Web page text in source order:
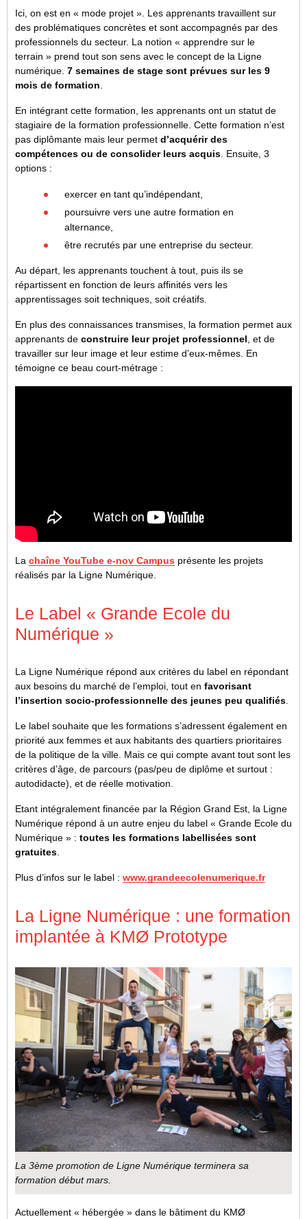
Ici, on est en « mode projet ». Les apprenants travaillent sur
des problématiques concrètes et sont accompagnés par des
professionnels du secteur. La notion « apprendre sur le
terrain » prend tout son sens avec le concept de la Ligne
numérique. 7 semaines de stage sont prévues sur les 9
mois de formation.
En intégrant cette formation, les apprenants ont un statut de
stagiaire de la formation professionnelle. Cette formation n’est
pas diplômante mais leur permet d’acquérir des
compétences ou de consolider leurs acquis. Ensuite, 3
options :
exercer en tant qu’indépendant,
poursuivre vers une autre formation en
alternance,
être recrutés par une entreprise du secteur.
Au départ, les apprenants touchent à tout, puis ils se
répartissent en fonction de leurs affinités vers les
apprentissages soit techniques, soit créatifs.
En plus des connaissances transmises, la formation permet aux
apprenants de construire leur projet professionnel, et de
travailler sur leur image et leur estime d’eux-mêmes. En
témoigne ce beau court-métrage :
La chaîne YouTube e-nov Campus présente les projets
réalisés par la Ligne Numérique.
Le Label « Grande Ecole du
Numérique »
La Ligne Numérique répond aux critères du label en répondant
aux besoins du marché de l’emploi, tout en favorisant
l’insertion socio-professionnelle des jeunes peu qualifiés
Le label souhaite que les formations s’adressent également en
priorité aux femmes et aux habitants des quartiers prioritaires
de la politique de la ville. Mais ce qui compte avant tout sont les
critères d’âge, de parcours (pas/peu de diplôme et surtout :
autodidacte), et de réelle motivation.
Etant intégralement financée par la Région Grand Est, la Ligne
Numérique répond à un autre enjeu du label « Grande Ecole du
Numérique » : toutes les formations labellisées sont
gratuites
Plus d’infos sur le label : www.grandeecolenumerique.fr
La Ligne Numérique : une formation
implantée à KMØ Prototype
La 3ème promotion de Ligne Numérique terminera sa
formation début mars.
Actuellement « hébergée » dans le bâtiment du KMØ